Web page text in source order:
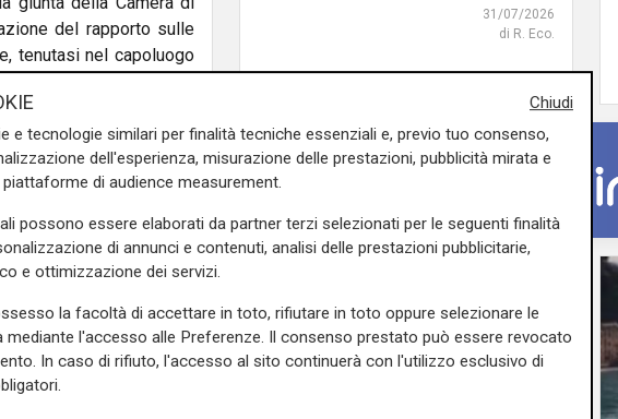
del rapporto sulle
tenutasi nel capoluogo
dell’energia non si
termine. È un nodo
l’Italia ha puntato
sensata, ma che oggi
numerose centrali
come se piovesse.
ci fa pagare un prezzo
nelle rinnovabili
impianti eolici e solari.
È un passaggio
31/07/2026
di R. Eco.
Chiudi
e tecnologie similari per finalità tecniche essenziali e, previo tuo consenso,
dell'esperienza, misurazione delle prestazioni, pubblicità mirata e
di audience measurement.
possono essere elaborati da partner terzi selezionati per le seguenti finalità
di annunci e contenuti, analisi delle prestazioni pubblicitarie,
e ottimizzazione dei servizi.
la facoltà di accettare in toto, rifiutare in toto oppure selezionare le
mediante l'accesso alle Preferenze. Il consenso prestato può essere revocato
In caso di rifiuto, l'accesso al sito continuerà con l'utilizzo esclusivo di